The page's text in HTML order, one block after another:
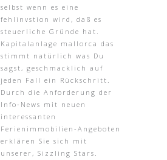
selbst wenn es eine
fehlinvstion wird, daß es
steuerliche Gründe hat.
Kapitalanlage mallorca das
stimmt natürlich was Du
sagst, geschmacklich auf
jeden Fall ein Rückschritt.
Durch die Anforderung der
Info-News mit neuen
interessanten
Ferienimmobilien-Angeboten
erklären Sie sich mit
unserer, Sizzling Stars.